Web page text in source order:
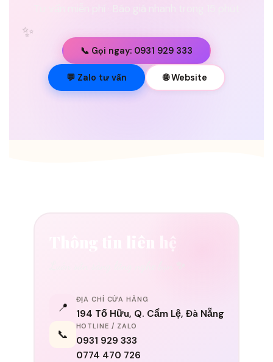
✨
💐
📞 Gọi ngay: 0931 929 333
💬 Zalo tư vấn 🌐 Website
Thông tin liên hệ
📍
ĐỊA CHỈ CỬA HÀNG
194 Tố Hữu, Q. Cẩm Lệ, Đà Nẵng
📞
HOTLINE / ZALO
0931 929 333
0774 470 726